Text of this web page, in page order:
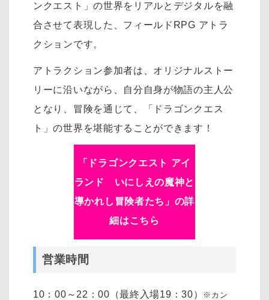
ンクエスト」の世界をリアルとデジタルを融
合させて表現した、フィールドRPG アトラ
クションです。
アトラクション参加者は、オリジナルストー
リーに沿いながら、自分自身が物語の主人公
となり、冒険を通じて、「ドラゴンクエス
ト」の世界を堪能することができます！
「
ドラゴンクエスト アイ
ランド いにしえの魔神と
導かれし冒険者たち 」の詳
細はこちら
営業時間
10：00～22：00（最終入場19：30） ※カン